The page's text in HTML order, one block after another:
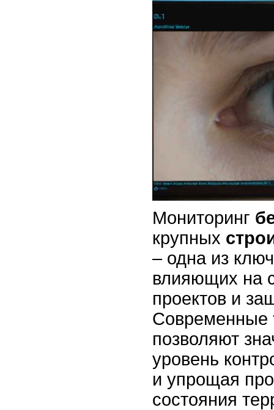
Мониторинг
крупных
– одна из
влияющих на
проектов и
Современные
позволяют
уровень
и упрощая
состояния